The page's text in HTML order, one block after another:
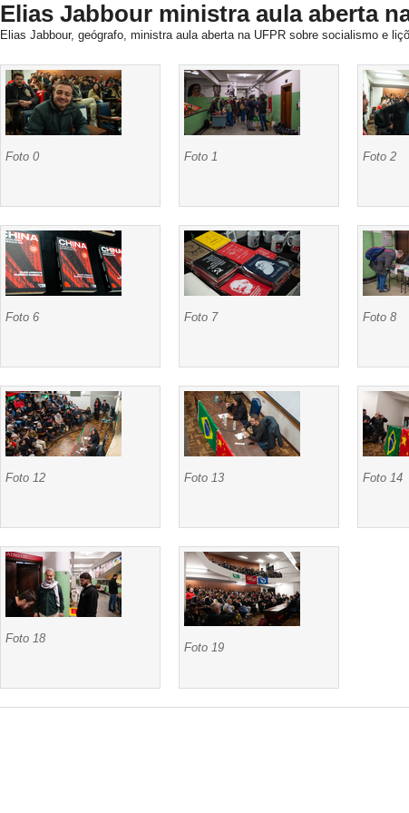
Elias Jabbour ministra aula aberta
Elias Jabbour, geógrafo, ministra aula aberta na UFPR sobre socialismo e
Foto 0 Foto 1 Foto 2
Foto 6 Foto 7 Foto 8
Foto 12 Foto 13 Foto 14
Foto 18
Foto 19